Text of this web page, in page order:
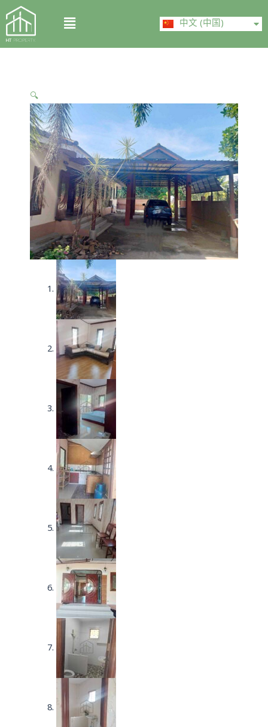
Skip
to
content
Menu 中文 (中国)
English
🔍